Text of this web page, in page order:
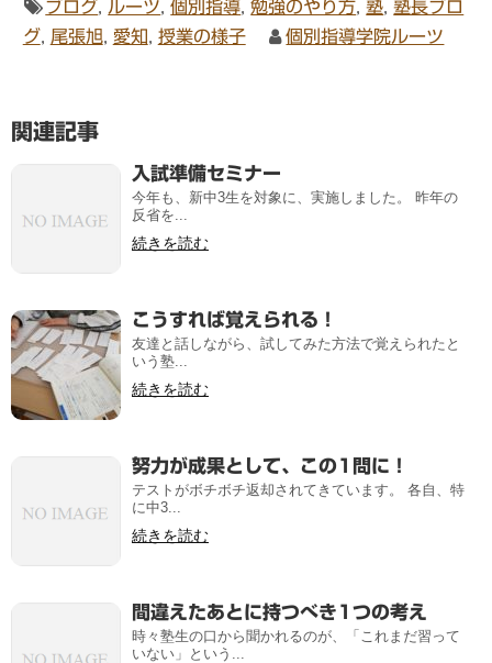
ブログ ルーツ ,個別指導 ,勉強のやり方 ,塾 ,塾長ブロ
グ, 尾張旭, 愛知 授業の様子 個別指導学院ルーツ
関連記事
入試準備セミナー
今年も、新中3生を対象に、実施しました。 昨年の
反省を...
続きを読む
こうすれば覚えられる！
友達と話しながら、試してみた方法で覚えられたと
いう塾...
続きを読む
努力が成果として、この1問に！
テストがボチボチ返却されてきています。 各自、特
に中3...
続きを読む
間違えたあとに持つべき1つの考え
時々塾生の口から聞かれるのが、「これまだ習って
いない」という...